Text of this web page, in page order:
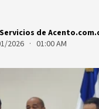
Servicios de
2026 · 01:00 AM